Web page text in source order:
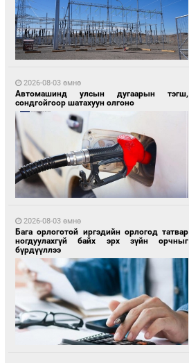
9 цагийн өмнө өмнө
УИХ-ын дарга С.Бямбацогт Сутай хайрхны
тэнгэрийг тахих тахилгад оролцлоо
9 цагийн өмнө өмнө
Зургаан цагаан мэнгэтэй харагчин үхэр
өдөр
9 цагийн өмнө өмнө
Бороо орохгүй, өдөртөө 28-30 хэм дулаан
байна
2026-08-03 өмнө
Автомашинд улсын дугаарын тэгш,
сондгойгоор шатахуун олгоно
2026-08-03 өмнө
Бага орлоготой иргэдийн орлогод татвар
ногдуулахгүй байх эрх зүйн орчныг
бүрдүүллээ